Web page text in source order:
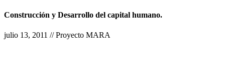
Construcción y Desarrollo del capital humano.
julio 13, 2011 // Proyecto MARA